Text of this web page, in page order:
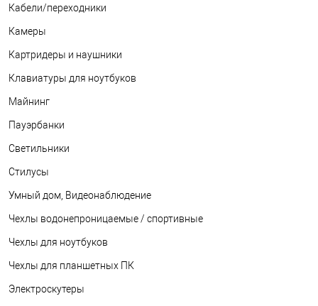
Кабели/переходники
Камеры
Картридеры и наушники
Клавиатуры для ноутбуков
Майнинг
Пауэрбанки
Светильники
Стилусы
Умный дом, Видеонаблюдение
Чехлы водонепроницаемые / спортивные
Чехлы для ноутбуков
Чехлы для планшетных ПК
Электроскутеры